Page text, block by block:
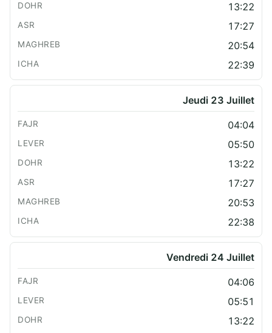
13:22
17:27
20:54
22:39
Jeudi 23 Juillet
04:04
05:50
13:22
17:27
20:53
22:38
Vendredi 24 Juillet
04:06
05:51
13:22